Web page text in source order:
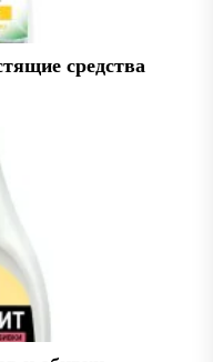
средства